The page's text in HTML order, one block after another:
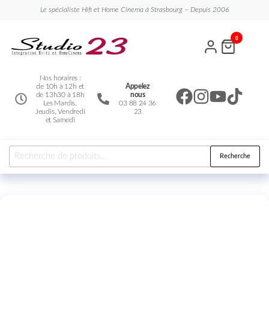
Le spécialiste Hifi et Home Cinema à Strasbourg – Depuis 2006
Nos horaires :
de 10h à 12h et
de 13h30 à 18h
Les Mardis,
Jeudis, Vendredi
et Samedi
Appelez
nous
03 88 24 36
23
0
Recherche